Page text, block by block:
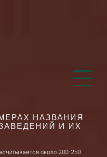
НАЗВАНИЯ
И ИХ
около 200-250